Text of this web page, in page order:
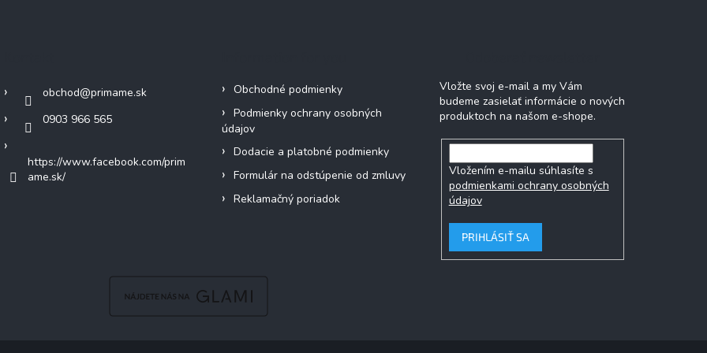
obchod@primame.sk
0903 966 565
https://www.facebook.com/prim
ame.sk/
Obchodné podmienky
Podmienky ochrany osobných
údajov
Dodacie a platobné podmienky
Formulár na odstúpenie od zmluvy
Reklamačný poriadok
Vložte svoj e-mail a my Vám
budeme zasielať informácie o nových
produktoch na našom e-shope.
Vložením e-mailu súhlasíte s
podmienkami ochrany osobných
údajov
PRIHLÁSIŤ SA